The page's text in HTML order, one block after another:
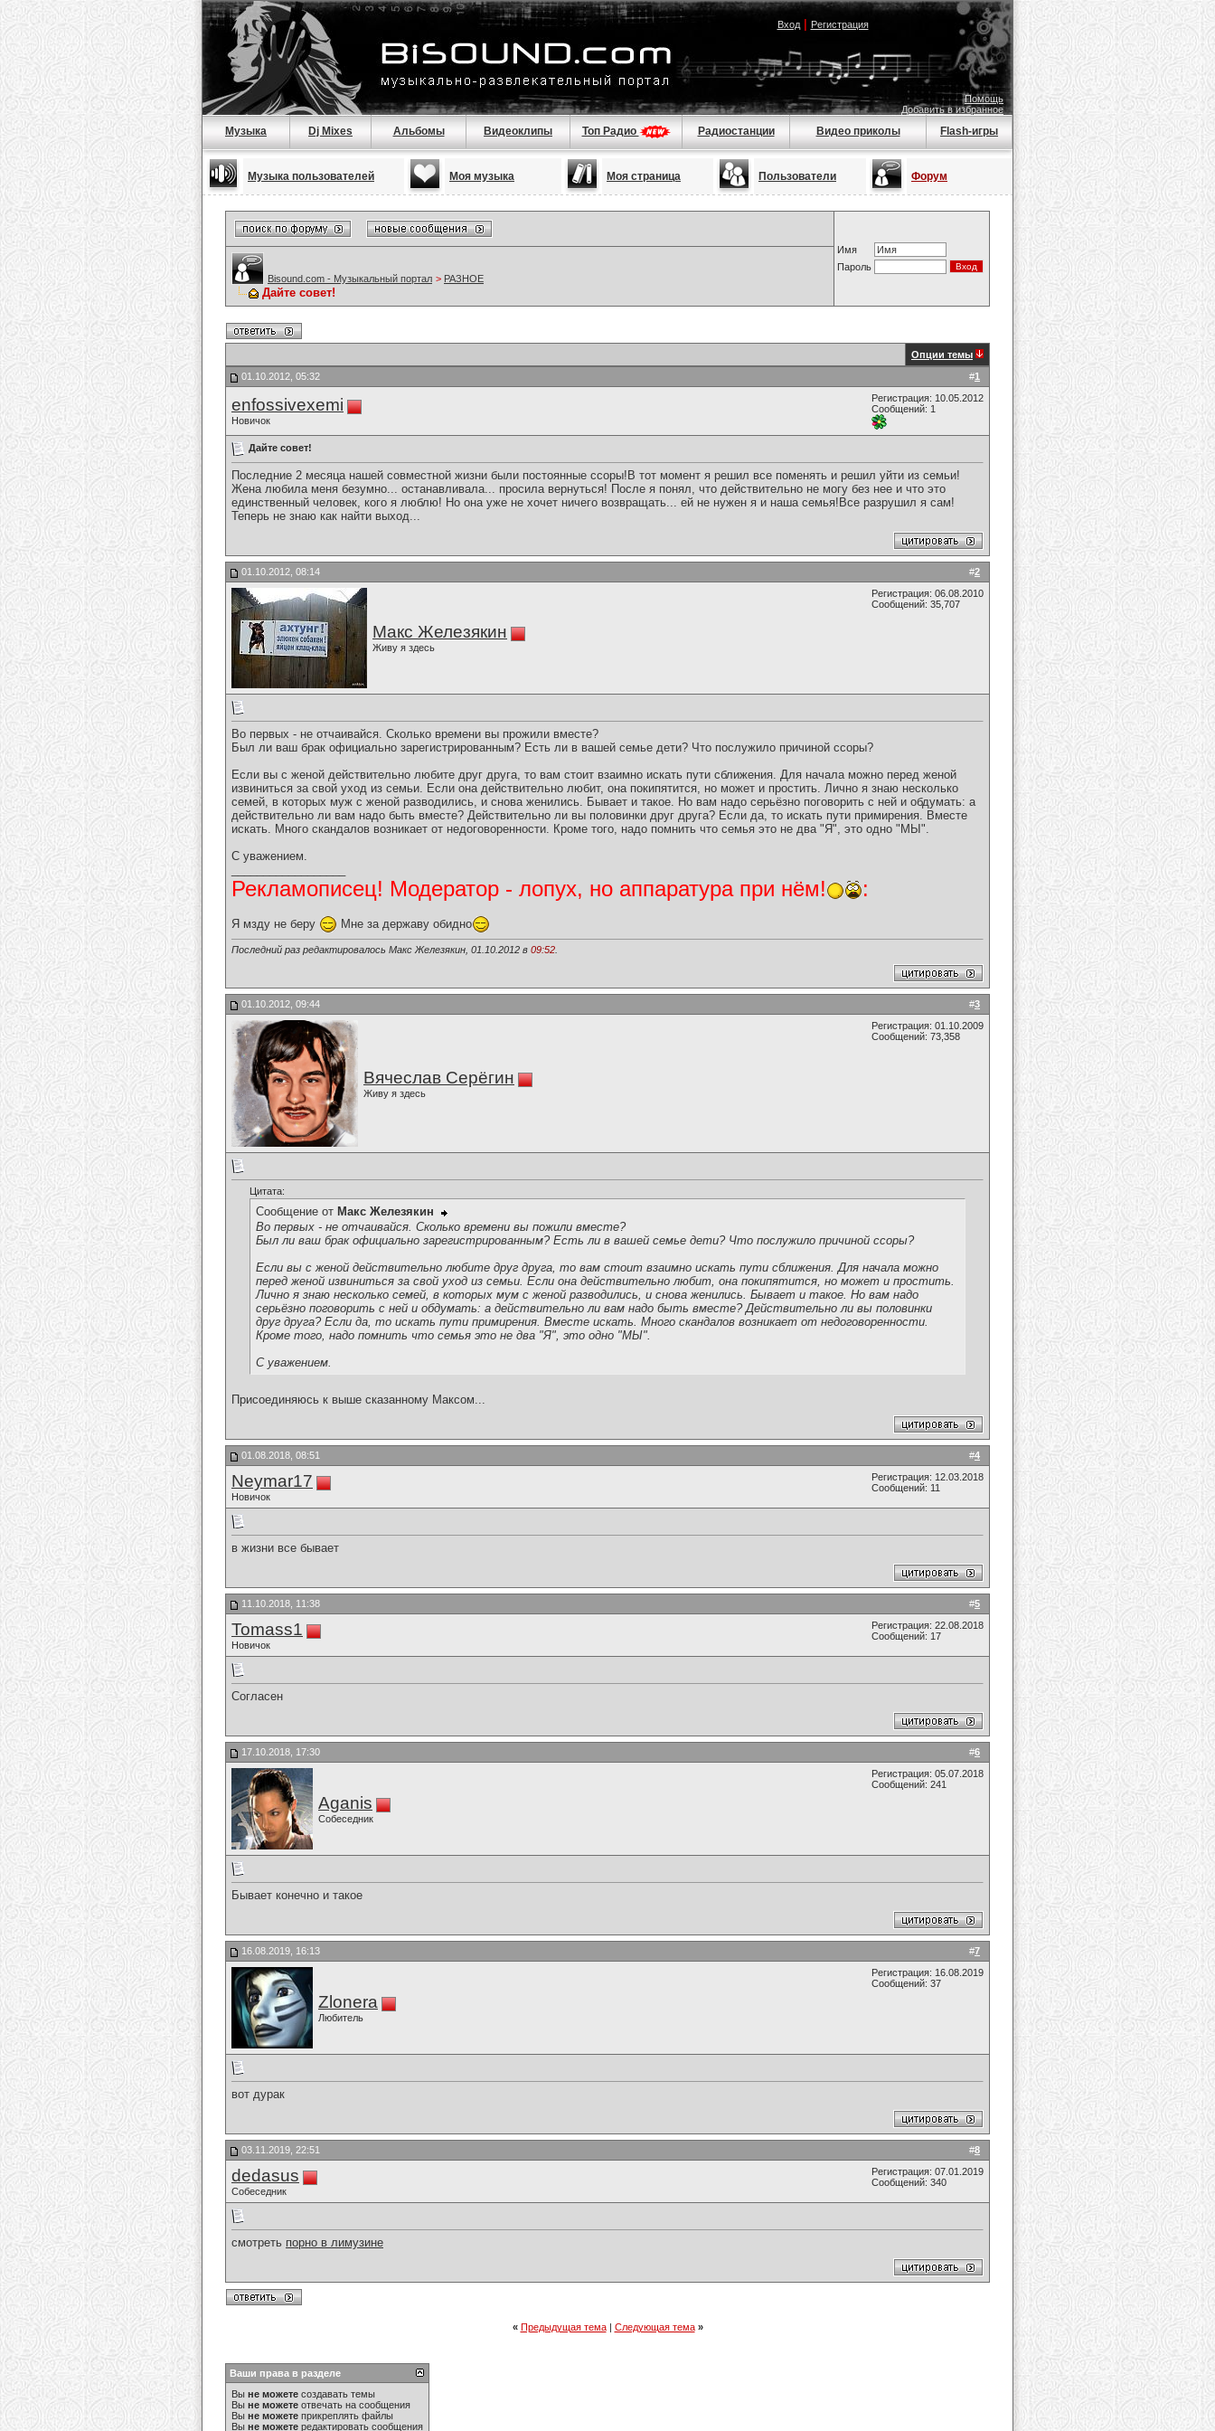
Вход| Регистрация
Помощь
Добавить в избранное
Музыка Dj Mixes Альбомы Видеоклипы Топ Радио Радиостанции Видео приколы Flash-игры
Музыка пользователей Моя музыка Моя страница Пользователи Форум
Имя
Пароль
Bisound.com - Музыкальный портал > РАЗНОЕ
Дайте совет!
Опции темы
#1
01.10.2012, 05:32
enfossivexemi
Новичок
Регистрация: 10.05.2012
Сообщений: 1
Дайте совет!
Последние 2 месяца нашей совместной жизни были постоянные ссоры!В тот момент я решил все поменять и решил уйти из семьи!
Жена любила меня безумно... останавливала... просила вернуться! После я понял, что действительно не могу без нее и что это
единственный человек, кого я люблю! Но она уже не хочет ничего возвращать... ей не нужен я и наша семья!Все разрушил я сам!
Теперь не знаю как найти выход...
#2
01.10.2012, 08:14
Макс Железякин
Живу я здесь
Регистрация: 06.08.2010
Сообщений: 35,707
Во первых - не отчаивайся. Сколько времени вы прожили вместе?
Был ли ваш брак официально зарегистрированным? Есть ли в вашей семье дети? Что послужило причиной ссоры?
Если вы с женой действительно любите друг друга, то вам стоит взаимно искать пути сближения. Для начала можно перед женой
извиниться за свой уход из семьи. Если она действительно любит, она покипятится, но может и простить. Лично я знаю несколько
семей, в которых муж с женой разводились, и снова женились. Бывает и такое. Но вам надо серьёзно поговорить с ней и обдумать: а
действительно ли вам надо быть вместе? Действительно ли вы половинки друг друга? Если да, то искать пути примирения. Вместе
искать. Много скандалов возникает от недоговоренности. Кроме того, надо помнить что семья это не два "Я", это одно "МЫ".
С уважением.
Рекламописец! Модератор - лопух, но аппаратура при нём! :
Я мзду не беру Мне за державу обидно
Последний раз редактировалось Макс Железякин, 01.10.2012 в 09:52
#3
01.10.2012, 09:44
Вячеслав Серёгин
Живу я здесь
Регистрация: 01.10.2009
Сообщений: 73,358
Цитата:
Сообщение от Макс Железякин
Во первых - не отчаивайся. Сколько времени вы пожили вместе?
Был ли ваш брак официально зарегистрированным? Есть ли в вашей семье дети? Что послужило причиной ссоры?
Если вы с женой действительно любите друг друга, то вам стоит взаимно искать пути сближения. Для начала можно
перед женой извиниться за свой уход из семьи. Если она действительно любит, она покипятится, но может и простить.
Лично я знаю несколько семей, в которых мум с женой разводились, и снова женились. Бывает и такое. Но вам надо
серьёзно поговорить с ней и обдумать: а действительно ли вам надо быть вместе? Действительно ли вы половинки
друг друга? Если да, то искать пути примирения. Вместе искать. Много скандалов возникает от недоговоренности.
Кроме того, надо помнить что семья это не два "Я", это одно "МЫ".
С уважением.
Присоединяюсь к выше сказанному Максом...
#4
01.08.2018, 08:51
Neymar17
Новичок
Регистрация: 12.03.2018
Сообщений: 11
в жизни все бывает
#5
11.10.2018, 11:38
Tomass1
Новичок
Регистрация: 22.08.2018
Сообщений: 17
Согласен
#6
17.10.2018, 17:30
Aganis
Собеседник
Регистрация: 05.07.2018
Сообщений: 241
Бывает конечно и такое
#7
16.08.2019, 16:13
Zlonera
Любитель
Регистрация: 16.08.2019
Сообщений: 37
вот дурак
#8
03.11.2019, 22:51
dedasus
Собеседник
Регистрация: 07.01.2019
Сообщений: 340
смотреть порно в лимузине
« Предыдущая тема| Следующая тема »
Ваши права в разделе
Вы не можете создавать темы
Вы не можете отвечать на сообщения
Вы не можете прикреплять файлы
Вы не можете редактировать сообщения